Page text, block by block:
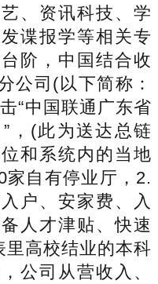
、资讯科技、学
谍报学等相关专
阶，中国结合收
公司(以下简称：
“中国联通广东省
，(此为送达总链
和系统内的当地
家自有停业厅，2.
户、安家费、入
人才津贴、快速
高校结业的本科
公司从营收入、